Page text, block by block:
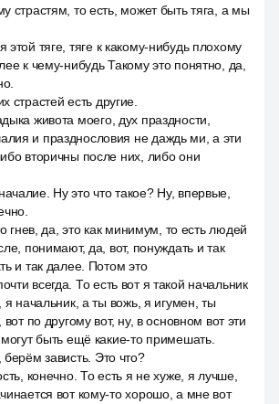
страстям, то есть, может быть тяга, а мы
этой тяге, тяге к какому-нибудь плохому
к чему-нибудь Такому это понятно, да,
страстей есть другие.
живота моего, дух праздности,
и празднословия не даждь ми, а эти
вторичны после них, либо они
Ну это что такое? Ну, впервые,
гнев, да, это как минимум, то есть людей
понимают, да, вот, понуждать и так
и так далее. Потом это
всегда. То есть вот я такой начальник
я начальник, а ты вожь, я игумен, ты
вот по другому вот, ну, в основном вот эти
могут быть ещё какие-то примешать.
зависть. Это что?
конечно. То есть я не хуже, я лучше,
вот кому-то хорошо, а мне вот